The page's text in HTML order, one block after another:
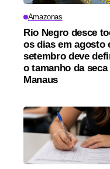
Amazonas
Rio Negro desce
os dias em agosto
setembro deve
o tamanho da seca
Manaus